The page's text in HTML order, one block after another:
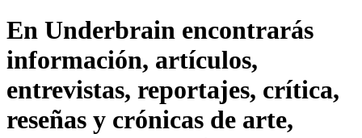
En Underbrain encontrarás
información, artículos,
entrevistas, reportajes, crítica,
reseñas y crónicas de arte,